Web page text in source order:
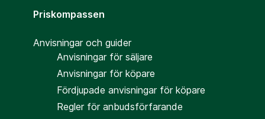
Priskompassen
Anvisningar och guider
Anvisningar för säljare
Anvisningar för köpare
Fördjupade anvisningar för köpare
Regler för anbudsförfarande